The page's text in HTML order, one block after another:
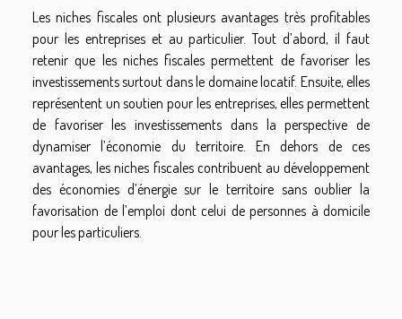
Les niches fiscales ont plusieurs avantages très profitables
pour les entreprises et au particulier. Tout d’abord, il faut
retenir que les niches fiscales permettent de favoriser les
investissements surtout dans le domaine locatif. Ensuite, elles
représentent un soutien pour les entreprises, elles permettent
de favoriser les investissements dans la perspective de
dynamiser l’économie du territoire. En dehors de ces
avantages, les niches fiscales contribuent au développement
des économies d’énergie sur le territoire sans oublier la
favorisation de l’emploi dont celui de personnes à domicile
pour les particuliers.